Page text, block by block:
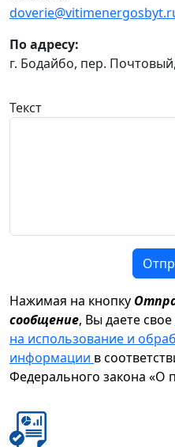
По адресу:
г. Бодайбо, пер.
Текст
Нажимая на кнопку
сообщение, Вы даете свое
на использование и
информации в
Федерального закона «О